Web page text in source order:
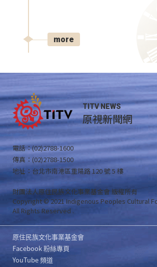
more
TITV NEWS
原視新聞網
電話：(02)2788-1600
傳真：(02)2788-1500
地址：台北市南港區重陽路 120 號 5 樓
財團法人原住民族文化事業基金會 版權所有
Copyright © 2021 Indigenous Peoples Cultural
All Rights Reserved .
原住民族文化事業基金會
Facebook 粉絲專頁
YouTube 頻道